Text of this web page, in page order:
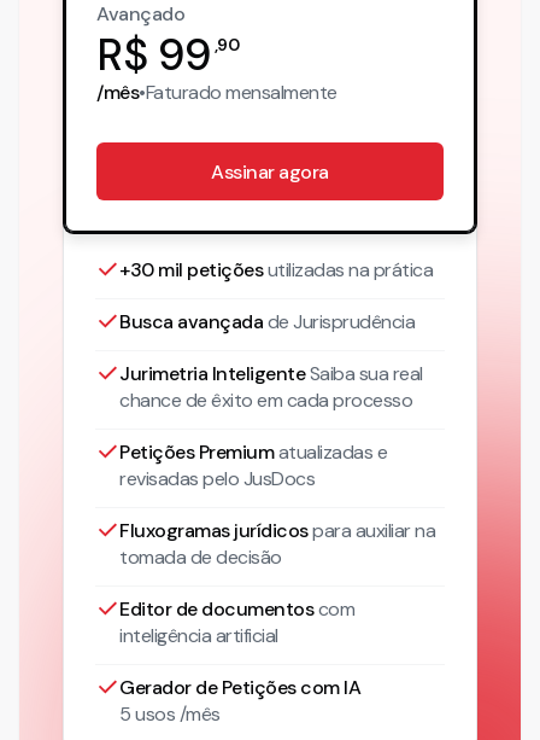
Avançado
R$ 99 ,90
/mês•Faturadomensalmente
Assinar agora
+30 mil petiçõesutilizadas na prática
Busca avançadade Jurisprudência
Jurimetria InteligenteSaiba sua real
chance de êxito em cada processo
Petições Premiumatualizadase
revisadas pelo JusDocs
Fluxogramas jurídicospara auxiliar na
tomada de decisão
Editor de documentoscom
inteligência artificial
Gerador de Petições com IA
5 usos /mês